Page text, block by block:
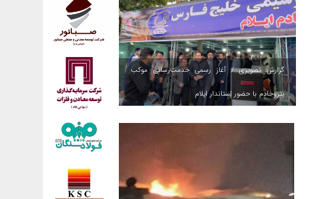
گزارش تصویری / آغاز رسمی خدمت‌رسانی موکب
پتروخادم با حضور استاندار ایلام